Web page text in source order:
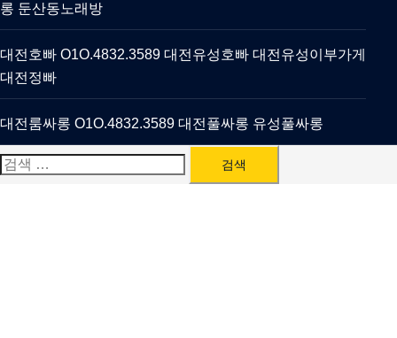
롱 둔산동노래방
대전호빠 O1O.4832.3589 대전유성호빠 대전유성이부가게
대전정빠
대전룸싸롱 O1O.4832.3589 대전풀싸롱 유성풀싸롱
검